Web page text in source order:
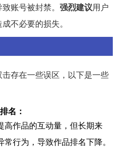
账号被封禁。 强烈建议用户
不必要的损失。
存在一些误区，以下是一些
名：
高作品的互动量，但长期来
行为，导致作品排名下降。